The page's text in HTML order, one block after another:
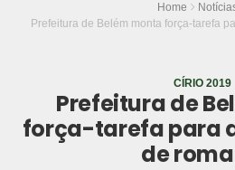
Home
Prefeitura de Belém monta força-tarefa
CÍRIO 2019
Prefeitura de
força-tarefa para
de